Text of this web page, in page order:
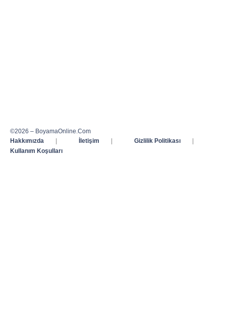
©2026 – BoyamaOnline.Com
Hakkımızda
| İletişim | Gizlilik Politikası
|
Kullanım Koşulları